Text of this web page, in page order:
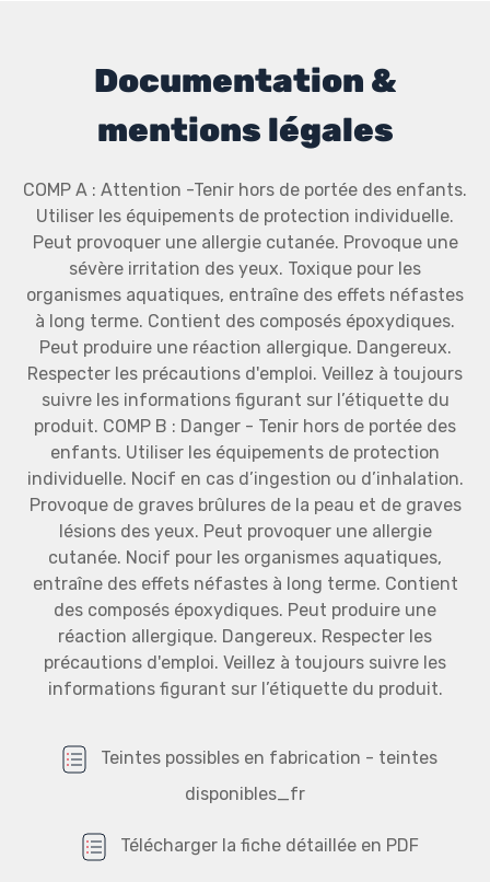
Documentation &
mentions légales
COMP A : Attention -Tenir hors de portée des enfants.
Utiliser les équipements de protection individuelle.
Peut provoquer une allergie cutanée. Provoque une
sévère irritation des yeux. Toxique pour les
organismes aquatiques, entraîne des effets néfastes
à long terme. Contient des composés époxydiques.
Peut produire une réaction allergique. Dangereux.
Respecter les précautions d'emploi. Veillez à toujours
suivre les informations figurant sur l’étiquette du
produit. COMP B : Danger - Tenir hors de portée des
enfants. Utiliser les équipements de protection
individuelle. Nocif en cas d’ingestion ou d’inhalation.
Provoque de graves brûlures de la peau et de graves
lésions des yeux. Peut provoquer une allergie
cutanée. Nocif pour les organismes aquatiques,
entraîne des effets néfastes à long terme. Contient
des composés époxydiques. Peut produire une
réaction allergique. Dangereux. Respecter les
précautions d'emploi. Veillez à toujours suivre les
informations figurant sur l’étiquette du produit.
Teintes possibles en fabrication - teintes
disponibles_fr
Télécharger la fiche détaillée en PDF